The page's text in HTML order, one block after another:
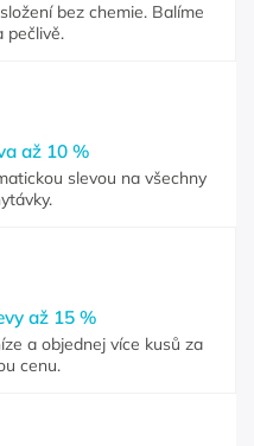
bez chemie. Balíme
pečlivě.
až 10 %
slevou na všechny
až 15 %
a objednej více kusů za
cenu.